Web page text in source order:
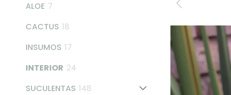
ALOE 7
CACTUS 18
INSUMOS 17
INTERIOR 24
SUCULENTAS 148